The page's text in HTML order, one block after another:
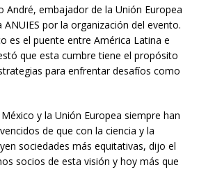
André, embajador de la Unión Europea
por la organización del evento.
es el puente entre América Latina e
que esta cumbre tiene el propósito
para enfrentar desafíos como
y la Unión Europea siempre han
de que con la ciencia y la
sociedades más equitativas, dijo el
socios de esta visión y hoy más que